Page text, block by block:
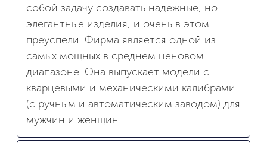
собой задачу создавать надежные, но
элегантные изделия, и очень в этом
преуспели. Фирма является одной из
самых мощных в среднем ценовом
диапазоне. Она выпускает модели с
кварцевыми и механическими калибрами
(с ручным и автоматическим заводом) для
мужчин и женщин.